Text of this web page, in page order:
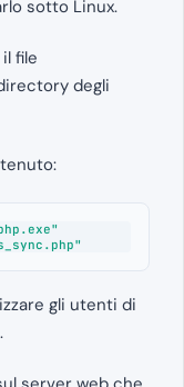
sotto Linux.
file
degli
gli utenti di